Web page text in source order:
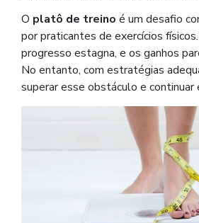
O platô de treino é um desafio
por praticantes de exercícios
progresso estagna, e os ganhos
No entanto, com estratégias
superar esse obstáculo e continuar